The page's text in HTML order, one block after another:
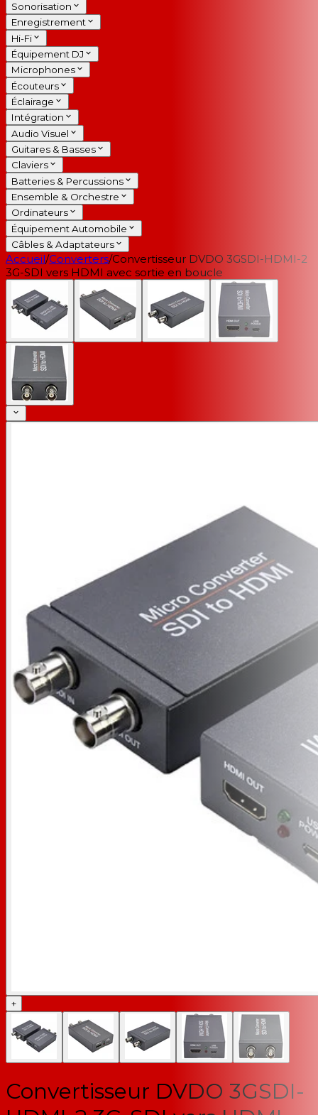
Sonorisation
Enregistrement
Hi-Fi
Équipement DJ
Microphones
Écouteurs
Éclairage
Intégration
Audio Visuel
Guitares & Basses
Claviers
Batteries & Percussions
Ensemble & Orchestre
Ordinateurs
Équipement Automobile
Câbles & Adaptateurs
Accueil/Converters/Convertisseur DVDO 3GSDI-HDMI-2
3G-SDI vers HDMI avec sortie en boucle
+
Convertisseur DVDO 3GSDI-